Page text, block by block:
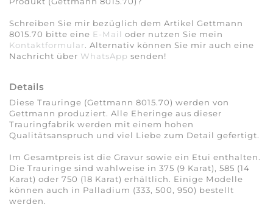
Schreiben Sie mir bezüglich dem Artikel Gettmann
8015.70 bitte eine E-Mail oder nutzen Sie mein
Kontaktformular. Alternativ können Sie mir auch eine
Nachricht über WhatsApp senden!
Details
Diese Trauringe (Gettmann 8015.70) werden von
Gettmann produziert. Alle Eheringe aus dieser
Trauringfabrik werden mit einem hohen
Qualitätsanspruch und viel Liebe zum Detail gefertigt.
Im Gesamtpreis ist die Gravur sowie ein Etui enthalten.
Die Trauringe sind wahlweise in 375 (9 Karat), 585 (14
Karat) oder 750 (18 Karat) erhältlich. Einige Modelle
können auch in Palladium (333, 500, 950) bestellt
werden.